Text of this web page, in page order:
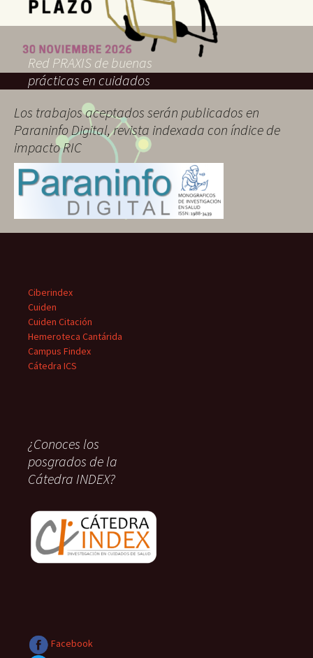
Los trabajos aceptados serán publicados en
Paraninfo Digital, revista indexada con índice de
impacto RIC
Red PRAXIS de buenas
prácticas en cuidados
Ciberindex
Cuiden
Cuiden Citación
Hemeroteca Cantárida
Campus Findex
Cátedra ICS
¿Conoces los
posgrados de la
Cátedra INDEX?
Facebook